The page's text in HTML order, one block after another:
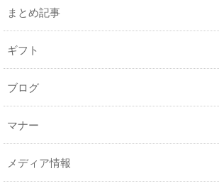
まとめ記事
ギフト
ブログ
マナー
メディア情報